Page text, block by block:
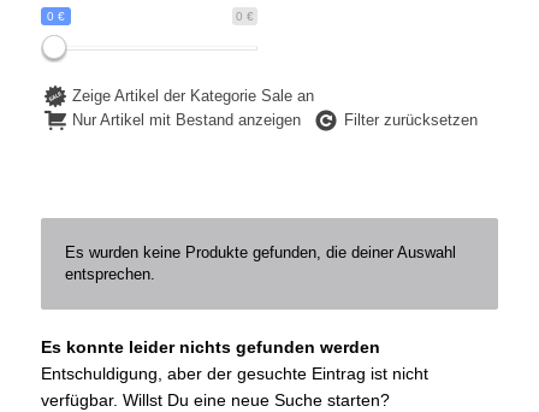
0 €
0 €
Zeige Artikel der Kategorie Sale an
Nur Artikel mit Bestand anzeigen
Filter zurücksetzen
Es wurden keine Produkte gefunden, die deiner Auswahl
entsprechen.
Es konnte leider nichts gefunden werden
Entschuldigung, aber der gesuchte Eintrag ist nicht
verfügbar. Willst Du eine neue Suche starten?